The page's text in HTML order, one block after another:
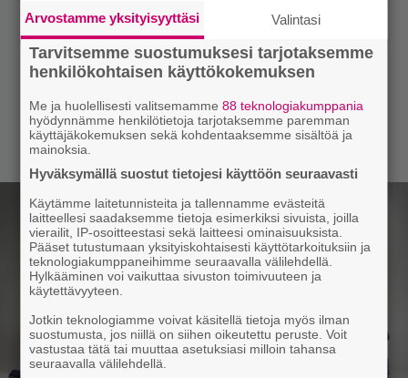
Arvostamme yksityisyyttäsi Valintasi
Tarvitsemme suostumuksesi tarjotaksemme
henkilökohtaisen käyttökokemuksen
Me ja huolellisesti valitsemamme88 teknologiakumppania
hyödynnämme henkilötietoja tarjotaksemme paremman
käyttäjäkokemuksen sekä kohdentaaksemme sisältöä ja
mainoksia.
Hyväksymällä suostut tietojesi käyttöön seuraavasti
Käytämme laitetunnisteita ja tallennamme evästeitä
laitteellesi saadaksemme tietoja esimerkiksi sivuista, joilla
vierailit, IP-osoitteestasi sekä laitteesi ominaisuuksista.
Pääset tutustumaan yksityiskohtaisesti käyttötarkoituksiin ja
teknologiakumppaneihimme seuraavalla välilehdellä.
Hylkääminen voi vaikuttaa sivuston toimivuuteen ja
käytettävyyteen.
Jotkin teknologiamme voivat käsitellä tietoja myös ilman
suostumusta, jos niillä on siihen oikeutettu peruste. Voit
vastustaa tätä tai muuttaa asetuksiasi milloin tahansa
seuraavalla välilehdellä.